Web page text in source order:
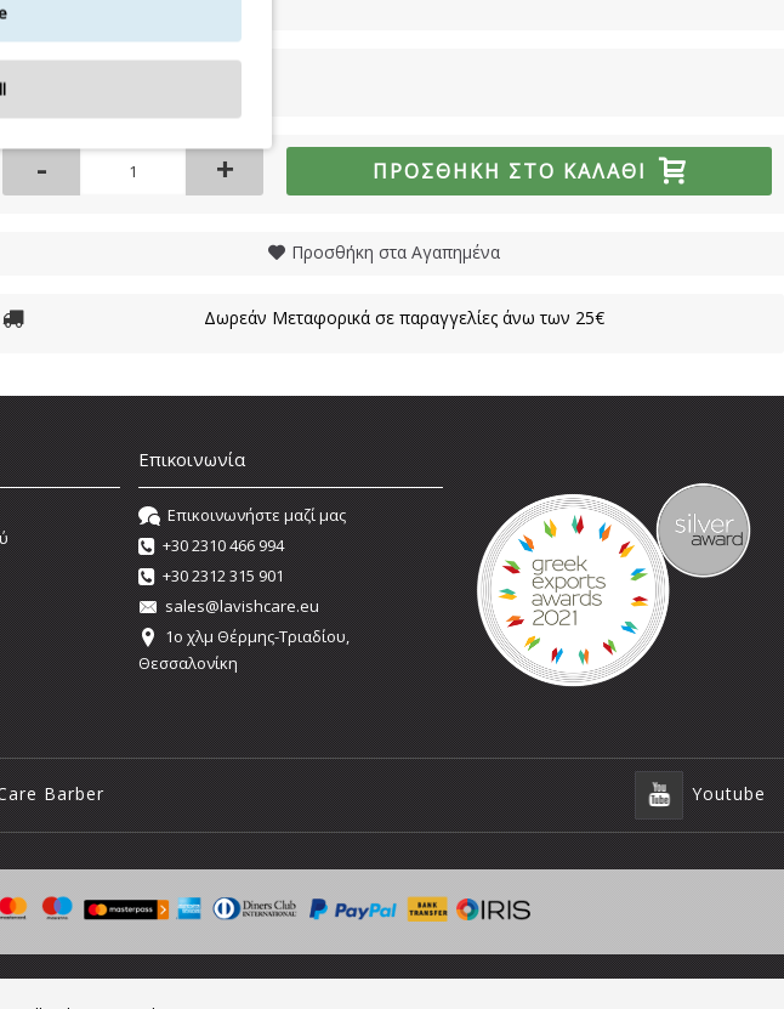
12,00€
- + ΠΡΟΣΘΉΚΗ ΣΤΟ ΚΑΛΆΘΙ
Προσθήκη στα Αγαπημένα
Δωρεάν Μεταφορικά σε παραγγελίες άνω των 25€
Επικοινωνία
Επικοινωνήστε μαζί μας
+30 2310 466 994
+30 2312 315 901
sales@lavishcare.eu
1o χλμ Θέρμης-Τριαδίου,
Θεσσαλονίκη
Barber Youtube